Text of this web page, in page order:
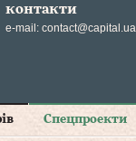
контакти
e-mail: contact@capital.ua
Спецпроекти